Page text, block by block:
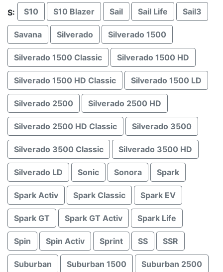
S: S10 S10 Blazer Sail Sail Life Sail3
Savana Silverado Silverado 1500
Silverado 1500 Classic Silverado 1500 HD
Silverado 1500 HD Classic Silverado 1500 LD
Silverado 2500 Silverado 2500 HD
Silverado 2500 HD Classic Silverado 3500
Silverado 3500 Classic Silverado 3500 HD
Silverado LD Sonic Sonora Spark
Spark Activ Spark Classic Spark EV
Spark GT Spark GT Activ Spark Life
Spin Spin Activ Sprint SS SSR
Suburban Suburban 1500 Suburban 2500